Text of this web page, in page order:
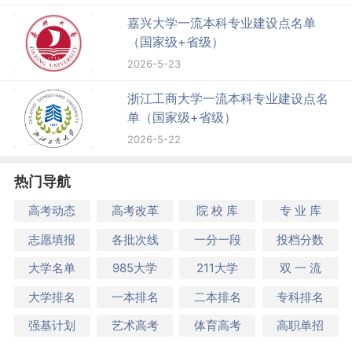
嘉兴大学一流本科专业建设点名单
（国家级+省级）
2026-5-23
浙江工商大学一流本科专业建设点名
单（国家级+省级）
2026-5-22
热门导航
高考动态 高考改革 院 校 库
专 业 库
志愿填报
各批次线 一分一段
投档分数
大学名单
985大学 211大学
双 一 流
大学排名
一本排名 二本排名
专科排名
强基计划
艺术高考 体育高考 高职单招